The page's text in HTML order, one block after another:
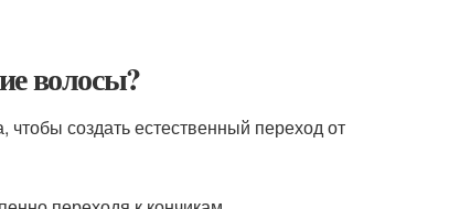
волосы?
создать естественный переход от